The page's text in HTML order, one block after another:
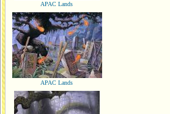
APAC Lands
APAC Lands